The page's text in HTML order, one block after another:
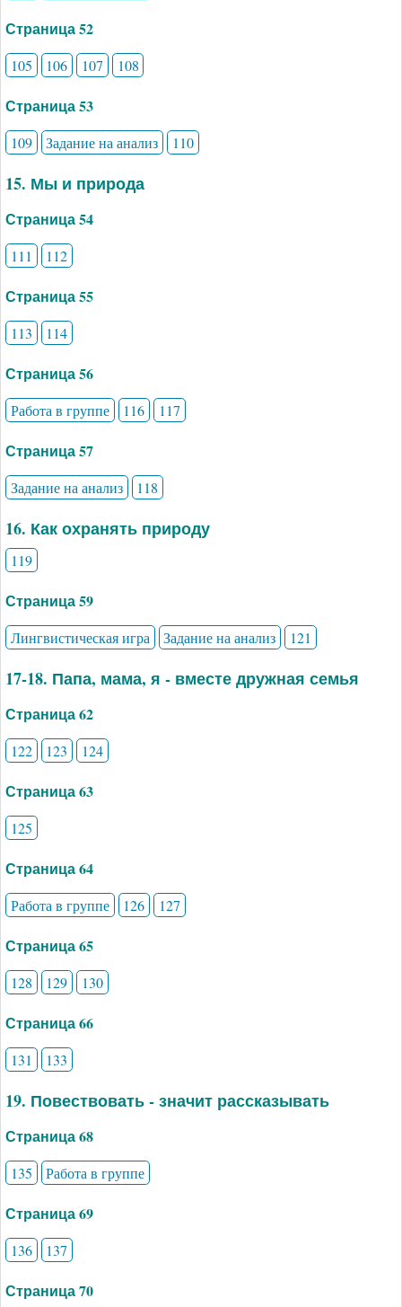
Страница 52
105 106 107 108
Страница 53
109 Задание на анализ 110
15. Мы и природа
Страница 54
111 112
Страница 55
113 114
Страница 56
Работа в группе 116 117
Страница 57
Задание на анализ 118
16. Как охранять природу
119
Страница 59
Лингвистическая игра Задание на анализ 121
17-18. Папа, мама, я - вместе дружная семья
Страница 62
122 123 124
Страница 63
125
Страница 64
Работа в группе 126 127
Страница 65
128 129 130
Страница 66
131 133
19. Повествовать - значит рассказывать
Страница 68
135 Работа в группе
Страница 69
136 137
Страница 70